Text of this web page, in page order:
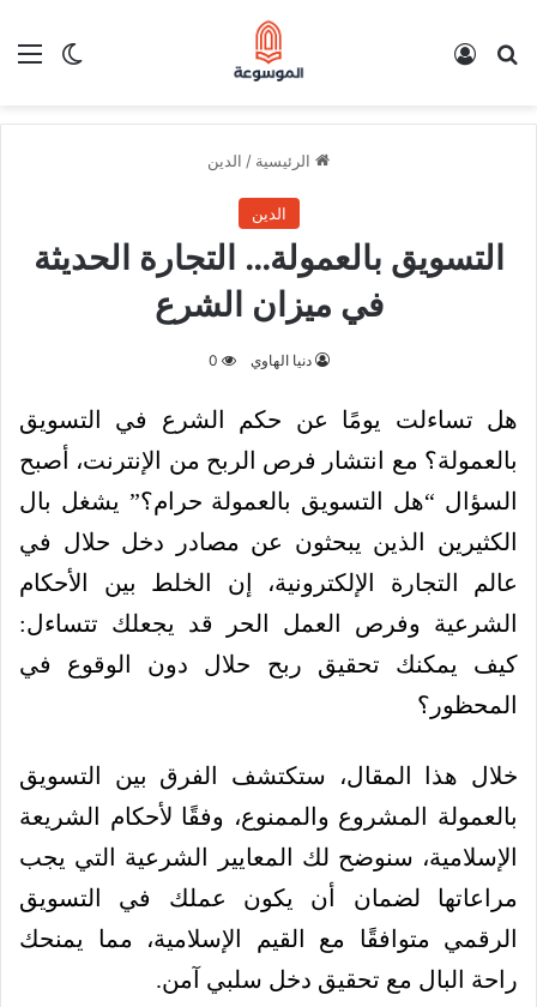
الوضع بحث عن
الرئيسية / الدين
الدين
التسويق بالعمولة… التجارة الحديثة
في ميزان الشرع
دنيا الهاوي 0
هل تساءلت يومًا عن حكم الشرع في التسويق
بالعمولة؟ مع انتشار فرص الربح من الإنترنت، أصبح
السؤال “هل التسويق بالعمولة حرام؟” يشغل بال
الكثيرين الذين يبحثون عن مصادر دخل حلال في
عالم التجارة الإلكترونية، إن الخلط بين الأحكام
الشرعية وفرص العمل الحر قد يجعلك تتساءل:
كيف يمكنك تحقيق ربح حلال دون الوقوع في
المحظور؟
خلال هذا المقال، ستكتشف الفرق بين التسويق
بالعمولة المشروع والممنوع، وفقًا لأحكام الشريعة
الإسلامية، سنوضح لك المعايير الشرعية التي يجب
مراعاتها لضمان أن يكون عملك في التسويق
الرقمي متوافقًا مع القيم الإسلامية، مما يمنحك
راحة البال مع تحقيق دخل سلبي آمن.